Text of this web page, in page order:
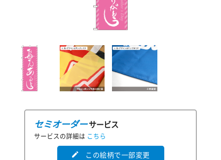
セミオーダーサービス
サービスの詳細は こちら
edit この絵柄で一部変更